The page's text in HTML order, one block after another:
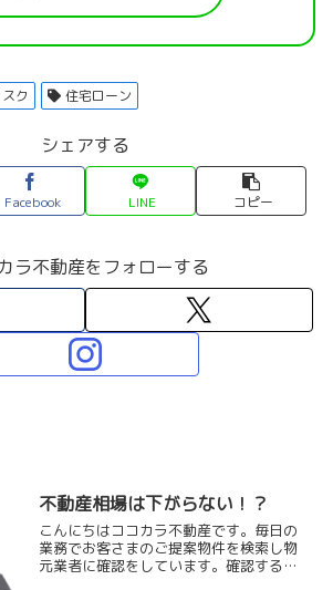
スク 住宅ローン
シェアする
Facebook LINE コピー
ラ不動産をフォローする
不動産相場は下がらない！？
こんにちはココカラ不動産です。毎日の
業務でお客さまのご提案物件を検索し物
元業者に確認をしています。確認すると